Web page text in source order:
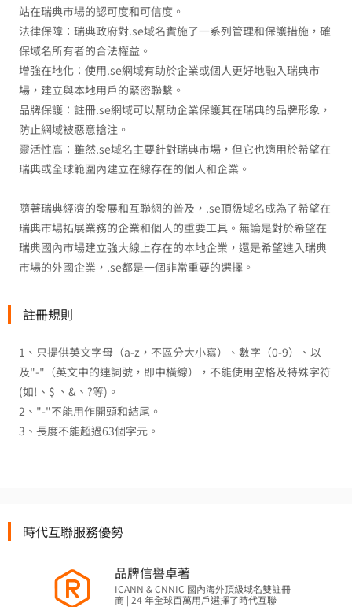
站在瑞典市場的認可度和可信度。
法律保障：瑞典政府對.se域名實施了一系列管理和保護措施，確
保域名所有者的合法權益。
增強在地化：使用.se網域有助於企業或個人更好地融入瑞典市
場，建立與本地用戶的緊密聯繫。
品牌保護：註冊.se網域可以幫助企業保護其在瑞典的品牌形象，
防止網域被惡意搶注。
靈活性高：雖然.se域名主要針對瑞典市場，但它也適用於希望在
瑞典或全球範圍內建立在線存在的個人和企業。
隨著瑞典經濟的發展和互聯網的普及，.se頂級域名成為了希望在
瑞典市場拓展業務的企業和個人的重要工具。無論是對於希望在
瑞典國內市場建立強大線上存在的本地企業，還是希望進入瑞典
市場的外國企業，.se都是一個非常重要的選擇。
註冊規則
1、只提供英文字母（a-z，不區分大小寫）、數字（0-9）、以
及"-"（英文中的連詞號，即中橫線），不能使用空格及特殊字符
(如!、$ 、&、?等)。
2、"-"不能用作開頭和結尾。
3、長度不能超過63個字元。
時代互聯服務優勢
品牌信譽卓著
ICANN & CNNIC 國內海外頂級域名雙註冊
商 | 24 年全球百萬用戶選擇了時代互聯